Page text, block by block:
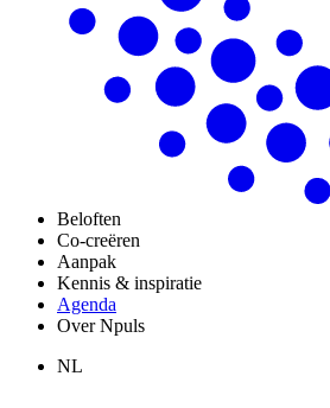
Beloften
Co-creëren
Aanpak
Kennis & inspiratie
Agenda
Over Npuls
NL